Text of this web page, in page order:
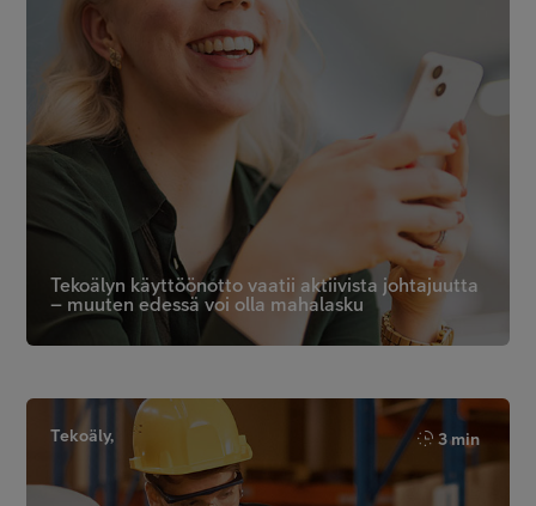
Tekoälyn käyttöönotto vaatii aktiivista johtajuutta
– muuten edessä voi olla mahalasku
Tekoäly, 3 min